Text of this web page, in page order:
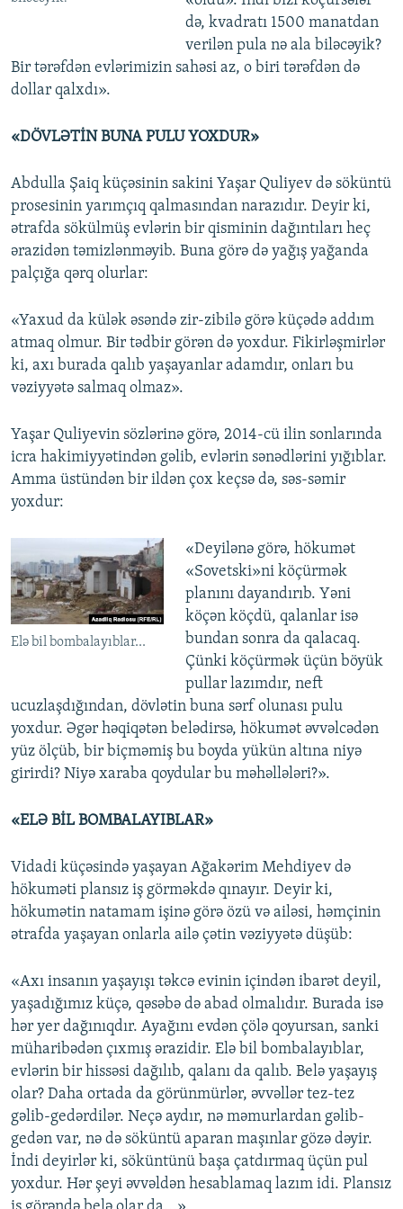
də, kvadratı 1500 manatdan
verilən pula nə ala biləcəyik?
Bir tərəfdən evlərimizin sahəsi az, o biri tərəfdən də
dollar qalxdı».
«DÖVLƏTİN BUNA PULU YOXDUR»
Abdulla Şaiq küçəsinin sakini Yaşar Quliyev də söküntü
prosesinin yarımçıq qalmasından narazıdır. Deyir ki,
ətrafda sökülmüş evlərin bir qisminin dağıntıları heç
ərazidən təmizlənməyib. Buna görə də yağış yağanda
palçığa qərq olurlar:
«Yaxud da külək əsəndə zir-zibilə görə küçədə addım
atmaq olmur. Bir tədbir görən də yoxdur. Fikirləşmirlər
ki, axı burada qalıb yaşayanlar adamdır, onları bu
vəziyyətə salmaq olmaz».
Yaşar Quliyevin sözlərinə görə, 2014-cü ilin sonlarında
icra hakimiyyətindən gəlib, evlərin sənədlərini yığıblar.
Amma üstündən bir ildən çox keçsə də, səs-səmir
yoxdur:
Elə bil bombalayıblar...
«Deyilənə görə, hökumət
«Sovetski»ni köçürmək
planını dayandırıb. Yəni
köçən köçdü, qalanlar isə
bundan sonra da qalacaq.
Çünki köçürmək üçün böyük
pullar lazımdır, neft
ucuzlaşdığından, dövlətin buna sərf olunası pulu
yoxdur. Əgər həqiqətən belədirsə, hökumət əvvəlcədən
yüz ölçüb, bir biçməmiş bu boyda yükün altına niyə
girirdi? Niyə xaraba qoydular bu məhəllələri?».
«ELƏ BİL BOMBALAYIBLAR»
Vidadi küçəsində yaşayan Ağakərim Mehdiyev də
hökuməti plansız iş görməkdə qınayır. Deyir ki,
hökumətin natamam işinə görə özü və ailəsi, həmçinin
ətrafda yaşayan onlarla ailə çətin vəziyyətə düşüb:
«Axı insanın yaşayışı təkcə evinin içindən ibarət deyil,
yaşadığımız küçə, qəsəbə də abad olmalıdır. Burada isə
hər yer dağınıqdır. Ayağını evdən çölə qoyursan, sanki
müharibədən çıxmış ərazidir. Elə bil bombalayıblar,
evlərin bir hissəsi dağılıb, qalanı da qalıb. Belə yaşayış
olar? Daha ortada da görünmürlər, əvvəllər tez-tez
gəlib-gedərdilər. Neçə aydır, nə məmurlardan gəlib-
gedən var, nə də söküntü aparan maşınlar gözə dəyir.
İndi deyirlər ki, söküntünü başa çatdırmaq üçün pul
yoxdur. Hər şeyi əvvəldən hesablamaq lazım idi. Plansız